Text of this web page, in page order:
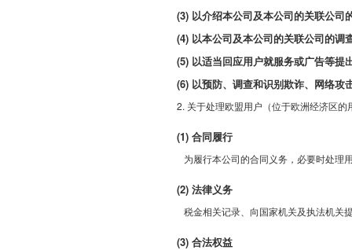
(3) 以介绍本公司及本公司的关联公司
(4) 以本公司及本公司的关联公司的调
(5) 以适当回应用户就服务或广告等提
(6) 以预防、调查和识别欺诈、网络攻
2. 关于处理欧盟用户（位于欧洲经济区
(1) 合同履行
为履行本公司的合同义务，必要时处理
(2) 法律义务
税金相关记录、向国家机关及执法机关
(3) 合法权益